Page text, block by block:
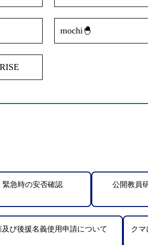
mochi🐣
緊急時の安否確認 公開教員
及び後援名義使用申請について
ク